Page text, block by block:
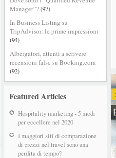
Manager”?(97)
In Business Listing su
TripAdvisor: le prime impressioni
(94)
Albergatori, attenti a scrivere
recensioni false su Booking.com
(92)
Featured Articles
Hospitality marketing - 5 modi
per eccellere nel 2020
I maggiori siti di comparazione
di prezzi nel travel sono una
perdita di tempo?